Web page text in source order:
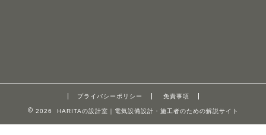
プライバシーポリシー 免責事項
2026 HARITAの設計室｜電気設備設計・施工者のための解説サイト